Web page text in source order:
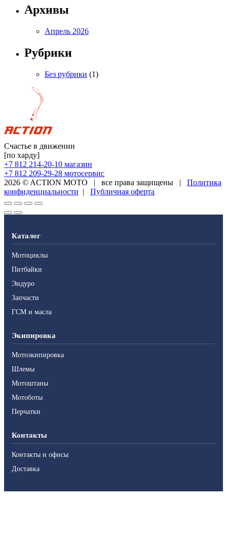
Архивы
Апрель 2026
Рубрики
Без рубрики (1)
Счастье в движении
[по харду]
+7 812 214-20-10 магазин
+7 812 209-29-28 мотосервис
2026 © ACTION MOTO | все права защищены |
Политика
конфиденциальности | Публичная оферта
Каталог
Мотоциклы
Питбайки
Эндуро
Запчасти
ГСМ и масла
Экипировка
Мотоэкипировка
Шлемы
Мотоштаны
Мотоботы
Перчатки
Контакты
Контакты и офисы
Доставка